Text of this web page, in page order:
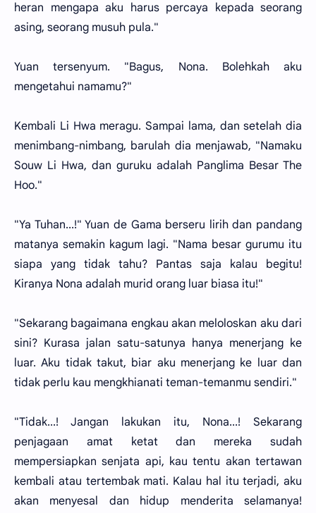
heran mengapa aku harus percaya kepada seorang
asing, seorang musuh pula."
Yuan tersenyum. "Bagus, Nona. Bolehkah aku
mengetahui namamu?"
Kembali Li Hwa meragu. Sampai lama, dan setelah dia
menimbang-nimbang, barulah dia menjawab, "Namaku
Souw Li Hwa, dan guruku adalah Panglima Besar The
Hoo."
"Ya Tuhan...!" Yuan de Gama berseru lirih dan pandang
matanya semakin kagum lagi. "Nama besar gurumu itu
siapa yang tidak tahu? Pantas saja kalau begitu!
Kiranya Nona adalah murid orang luar biasa itu!"
"Sekarang bagaimana engkau akan meloloskan aku dari
sini? Kurasa jalan satu-satunya hanya menerjang ke
luar. Aku tidak takut, biar aku menerjang ke luar dan
tidak perlu kau mengkhianati teman-temanmu sendiri."
"Tidak...! Jangan lakukan itu, Nona...! Sekarang
penjagaan amat ketat dan mereka sudah
mempersiapkan senjata api, kau tentu akan tertawan
kembali atau tertembak mati. Kalau hal itu terjadi, aku
akan menyesal dan hidup menderita selamanya!